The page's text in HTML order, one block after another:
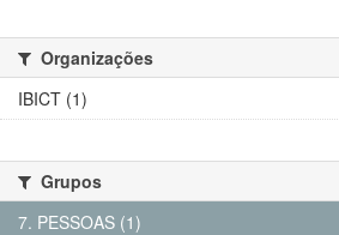
Organizações
IBICT (1)
Grupos
7. PESSOAS (1)